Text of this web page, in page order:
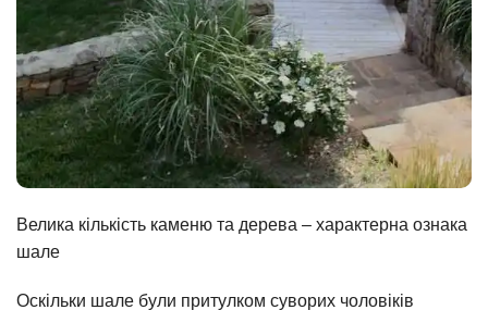
Велика кількість каменю та дерева – характерна ознака
шале
Оскільки шале були притулком суворих чоловіків